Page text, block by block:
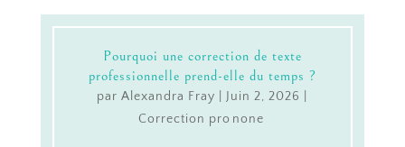
Pourquoi une correction de texte
professionnelle prend-elle du temps ?
parAlexandra Fray Juin 2, 2026
Correction pro